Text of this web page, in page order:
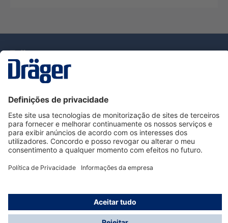
Serviço de Apoio ao Cliente Dräger
Utilização da loja
Informações
© Dräger Portugal, Lda, 2024
* Todos os preços excl. IVA mais